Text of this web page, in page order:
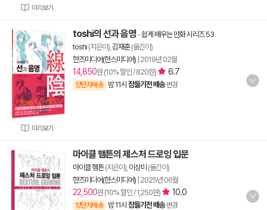
미리보기
미리보기
toshi의 선과 음영 -쉽게 배우는 만화 시리즈 53
toshi (지은이), 김재훈(옮긴이)
한즈미디어(한스미디어) 2019년 02월
14,850원 (10% 할인 / 820원) 6.7
양탄자배송 밤 11시 잠들기전 배송 변경
마이클 햄튼의 제스처 드로잉 입문
마이클 햄튼(지은이), 이상미 (옮긴이)
한즈미디어(한스미디어) 2025년 06월
22,500원 (10% 할인 / 1,250원) 10.0
양탄자배송 밤 11시 잠들기전 배송 변경